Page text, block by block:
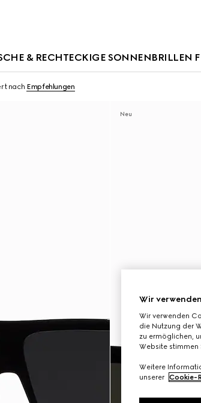
& RECHTECKIGE SONNENBRILLEN
nach Empfehlungen
Neu
Wir
Wir verwenden
die Nutzung der
zu ermöglichen,
Website stimmen
Weitere
unserer Cookie-